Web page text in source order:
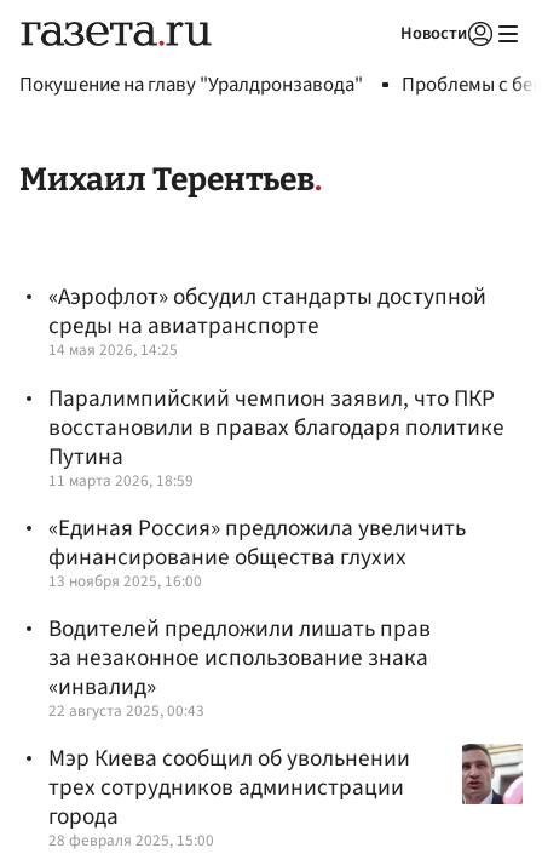
Новости
Покушение на главу "Уралдронзавода" Проблемы с
Михаил Терентьев
«Аэрофлот» обсудил стандарты доступной
среды на авиатранспорте
14 мая 2026, 14:25
Паралимпийский чемпион заявил, что ПКР
восстановили в правах благодаря политике
Путина
11 марта 2026, 18:59
«Единая Россия» предложила увеличить
финансирование общества глухих
13 ноября 2025, 16:00
Водителей предложили лишать прав
за незаконное использование знака
«инвалид»
22 августа 2025, 00:43
Мэр Киева сообщил об увольнении
трех сотрудников администрации
города
28 февраля 2025, 15:00